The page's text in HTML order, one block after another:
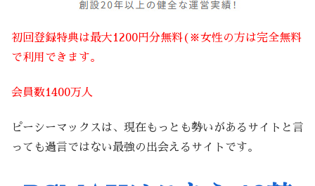
初回登録特典は最大1200円分無料(※女性の方は完全無料
で利用できます。
会員数1400万人
ピーシーマックスは、現在もっとも勢いがあるサイトと言
っても過言ではない最強の出会えるサイトです。